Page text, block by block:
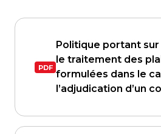
Politique portant sur
le traitement des
formulées dans le
l’adjudication d’un